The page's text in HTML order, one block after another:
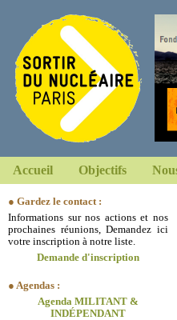
Accueil Objectifs
● Gardez le contact :
Informations sur nos actions et nos
prochaines réunions, Demandez ici
votre inscription à notre liste.
Demande d'inscription
● Agendas :
Agenda MILITANT &
INDÉPENDANT